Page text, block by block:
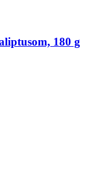
180 g